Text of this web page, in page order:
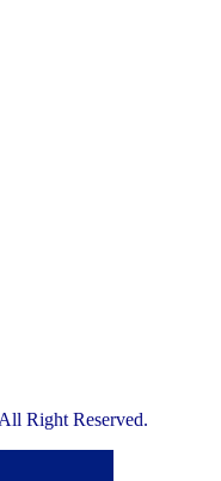
Right Reserved.